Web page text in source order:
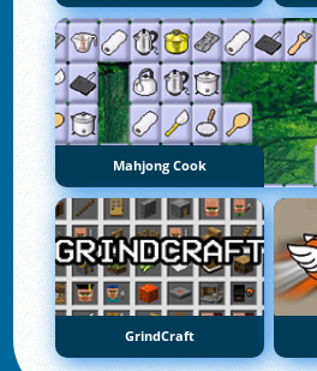
Mahjong Cook
GrindCraft